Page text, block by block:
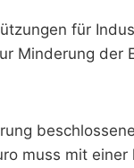
für
Minderung der
muss mit